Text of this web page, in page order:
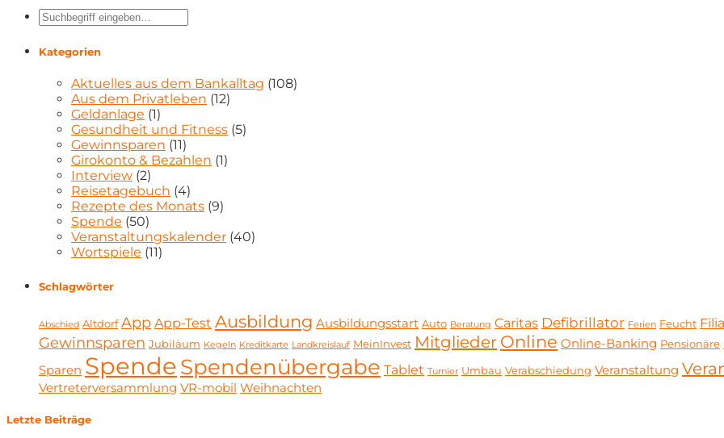
Kategorien
Aktuelles aus dem Bankalltag (108)
Aus dem Privatleben (12)
Geldanlage (1)
Gesundheit und Fitness (5)
Gewinnsparen (11)
Girokonto & Bezahlen (1)
Interview (2)
Reisetagebuch (4)
Rezepte des Monats (9)
Spende (50)
Veranstaltungskalender (40)
Wortspiele (11)
Schlagwörter
Abschied Altdorf App App-Test Ausbildung Ausbildungsstart Auto Beratung Caritas Defibrillator Ferien Feucht
Gewinnsparen Jubiläum Kegeln Kreditkarte Landkreislauf MeinInvest Mitglieder Online Online-Banking Pensionäre
Sparen SpendeSpendenübergabe Tablet Turnier Umbau Verabschiedung Veranstaltung
Vertreterversammlung VR-mobil Weihnachten
Letzte Beiträge